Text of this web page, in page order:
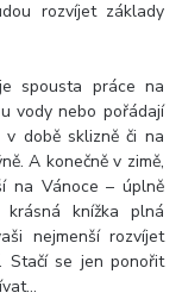
rozvíjet základy
spousta práce na
vody nebo pořádají
v době sklizně či na
A konečně v zimě,
na Vánoce – úplně
knížka plná
nejmenší rozvíjet
Stačí se jen ponořit